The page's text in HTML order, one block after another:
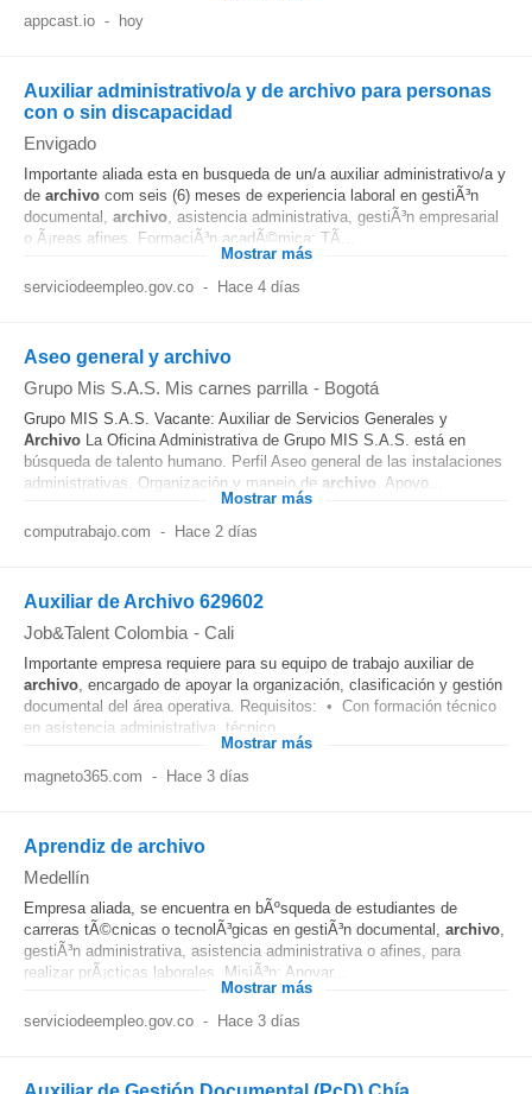
appcast.io - hoy
Auxiliar administrativo/a y de archivo para personas
con o sin discapacidad
Envigado
Importante aliada esta en busqueda de un/a auxiliar administrativo/a y
de archivo com seis (6) meses de experiencia laboral en gestiÃ³n
documental, archivo, asistencia administrativa, gestiÃ³n empresarial
o Ã¡reas afines. FormaciÃ³n acadÃ©mica: TÃ...
Mostrar más
serviciodeempleo.gov.co - Hace 4 días
Aseo general y archivo
Grupo Mis S.A.S. Mis carnes parrilla - Bogotá
Grupo MIS S.A.S. Vacante: Auxiliar de Servicios Generales y
Archivo La Oficina Administrativa de Grupo MIS S.A.S. está en
búsqueda de talento humano. Perfil Aseo general de las instalaciones
administrativas. Organización y manejo de archivo . Apoyo...
Mostrar más
computrabajo.com - Hace 2 días
Auxiliar de Archivo 629602
Job&Talent Colombia - Cali
Importante empresa requiere para su equipo de trabajo auxiliar de
archivo, encargado de apoyar la organización, clasificación y gestión
documental del área operativa. Requisitos: • Con formación técnico
en asistencia administrativa, técnico...
Mostrar más
magneto365.com - Hace 3 días
Aprendiz de archivo
Medellín
Empresa aliada, se encuentra en bÃºsqueda de estudiantes de
carreras tÃ©cnicas o tecnolÃ³gicas en gestiÃ³n documental, archivo,
gestiÃ³n administrativa, asistencia administrativa o afines, para
realizar prÃ¡cticas laborales. MisiÃ³n: Apoyar...
Mostrar más
serviciodeempleo.gov.co - Hace 3 días